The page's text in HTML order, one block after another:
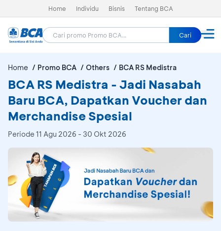
Home Individu Bisnis Tentang BCA
Cari
Home Promo BCA Others BCA RS Medistra
BCA RS Medistra - Jadi Nasabah
Baru BCA, Dapatkan Voucher dan
Merchandise Spesial
Periode 11 Agu 2026 - 30 Okt 2026